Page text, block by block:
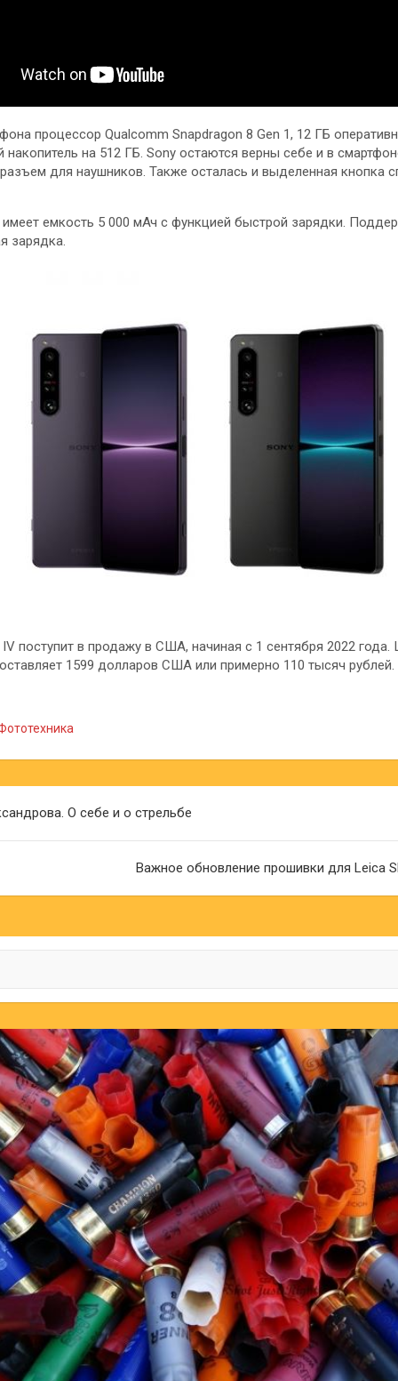
процессор Qualcomm Snapdragon 8 Gen 1, 12 ГБ
на 512 ГБ. Sony остаются верны себе и в
для наушников. Также осталась и выделенная кнопка
емкость 5 000 мАч с функцией быстрой зарядки.
зарядка.
IV поступит в продажу в США, начиная с 1 сентября 2022 года.
1599 долларов США или примерно 110 тысяч рублей.
О себе и о стрельбе
Важное обновление прошивки для Leica